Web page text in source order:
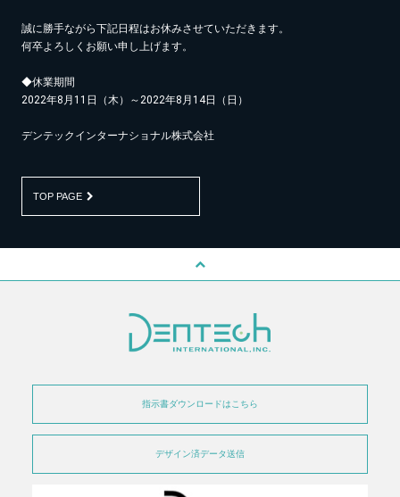
誠に勝手ながら下記日程はお休みさせていただきます。
何卒よろしくお願い申し上げます。
◆休業期間
2022年8月11日（木）～2022年8月14日（日）
デンテックインターナショナル株式会社
TOP PAGE
指示書ダウンロードはこちら
デザイン済データ送信